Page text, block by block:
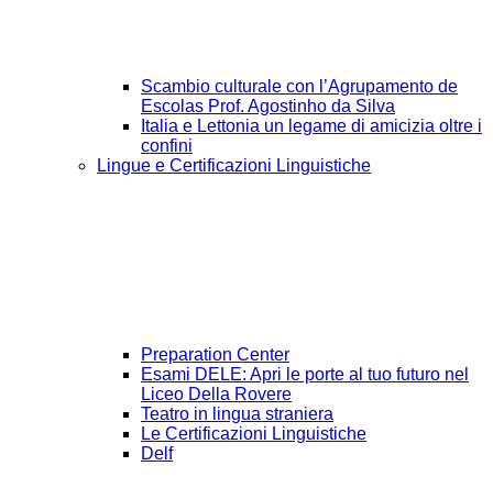
Scambio culturale con l’Agrupamento de
Escolas Prof. Agostinho da Silva
Italia e Lettonia un legame di amicizia oltre i
confini
Lingue e Certificazioni Linguistiche
Preparation Center
Esami DELE: Apri le porte al tuo futuro nel
Liceo Della Rovere
Teatro in lingua straniera
Le Certificazioni Linguistiche
Delf